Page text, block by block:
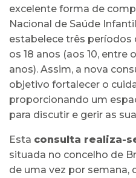
excelente forma de
Nacional de Saúde
estabelece três períodos
os 18 anos (aos 10, entre
anos). Assim, a nova
objetivo fortalecer o
proporcionando um
para discutir e gerir as
Esta consulta realiza-
situada no concelho de
de uma vez por semana,